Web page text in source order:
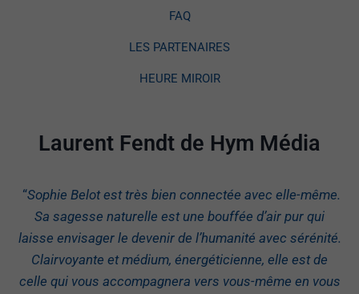
FAQ
LES PARTENAIRES
HEURE MIROIR
Laurent Fendt de Hym Média
“Sophie Belot est très bien connectée avec elle-même.
Sa sagesse naturelle est une bouffée d’air pur qui
laisse envisager le devenir de l’humanité avec sérénité.
Clairvoyante et médium, énergéticienne, elle est de
celle qui vous accompagnera vers vous-même en vous